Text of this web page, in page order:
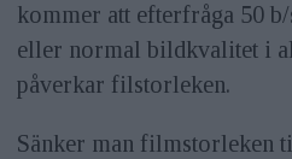
kommer att efterfråga 50
eller normal bildkvalitet i
påverkar filstorleken.
Sänker man filmstorleken